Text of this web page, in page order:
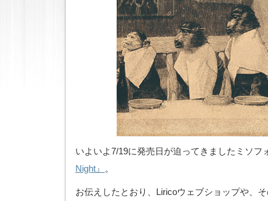
いよいよ7/19に発売日が迫ってきましたミソフ
Night』
。
お伝えしたとおり、Liricoウェブショップや、